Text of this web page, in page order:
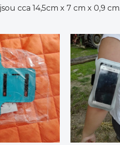
cca 14,5cm x 7 cm x 0,9 cm.